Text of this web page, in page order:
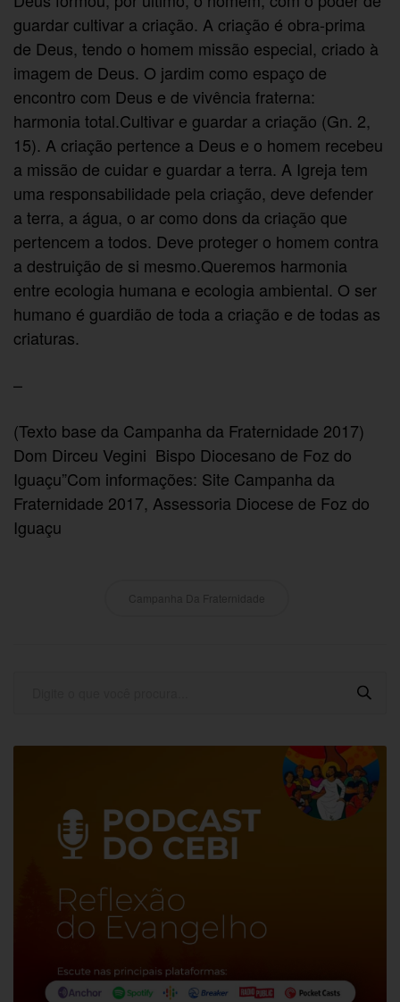
guardar cultivar a criação. A criação é obra-prima
de Deus, tendo o homem missão especial, criado à
imagem de Deus. O jardim como espaço de
encontro com Deus e de vivência fraterna:
harmonia total.Cultivar e guardar a criação (Gn. 2,
15). A criação pertence a Deus e o homem recebeu
a missão de cuidar e guardar a terra. A Igreja tem
uma responsabilidade pela criação, deve defender
a terra, a água, o ar como dons da criação que
pertencem a todos. Deve proteger o homem contra
a destruição de si mesmo.Queremos harmonia
entre ecologia humana e ecologia ambiental. O ser
humano é guardião de toda a criação e de todas as
criaturas.
–
(Texto base da Campanha da Fraternidade 2017)
Dom Dirceu Vegini  Bispo Diocesano de Foz do
Iguaçu”Com informações: Site Campanha da
Fraternidade 2017, Assessoria Diocese de Foz do
Iguaçu